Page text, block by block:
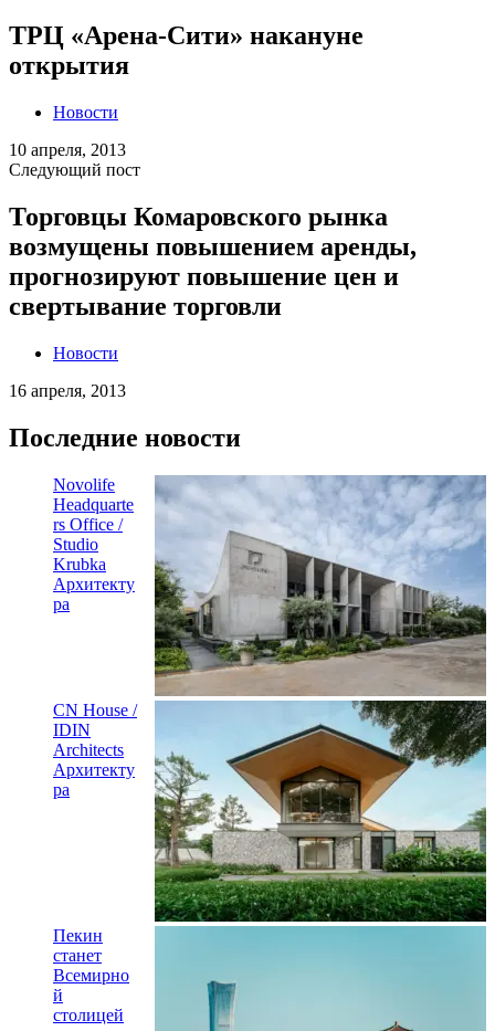
ТРЦ «Арена-Сити» накануне
открытия
Новости
10 апреля, 2013
Следующий пост
Торговцы Комаровского рынка
возмущены повышением аренды,
прогнозируют повышение цен и
свертывание торговли
Новости
16 апреля, 2013
Последние новости
Novolife
Headquarte
rs Office /
Studio
Krubka
Архитекту
ра
CN House /
IDIN
Architects
Архитекту
ра
Пекин
станет
Всемирно
й
столицей